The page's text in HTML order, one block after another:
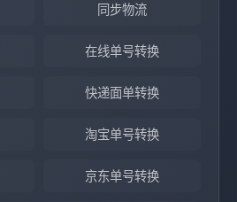
同步物流
在线单号转换
快递面单转换
淘宝单号转换
京东单号转换